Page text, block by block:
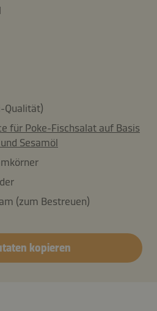
Qualität)
für Poke-Fischsalat auf Basis
Sesamöl
(zum Bestreuen)
kopieren